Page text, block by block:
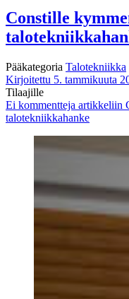
Constille
Pääkategoria Talotekniikka
Kirjoitettu 5. tammikuuta
Tilaajille
Ei kommentteja artikkeliin
talotekniikkahanke